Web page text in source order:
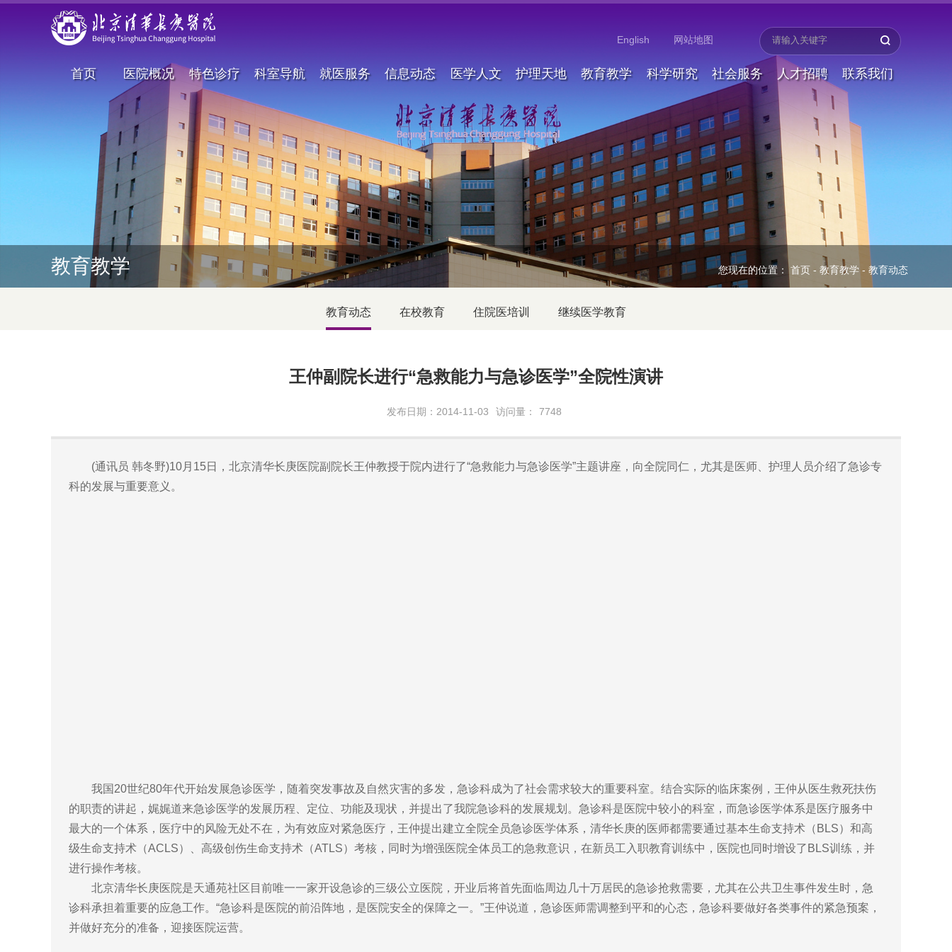
English 网站地图
首页 医院概况 特色诊疗 科室导航 就医服务 信息动态 医学人文 护理天地 教育教学 科学研究 社会服务 人才招聘 联系我们
教育教学 您现在的位置：首页 - 教育教学 - 教育动态
教育动态 在校教育 住院医培训 继续医学教育
王仲副院长进行“急救能力与急诊医学”全院性演讲
发布日期：2014-11-03 访问量： 7748
(通讯员 韩冬野)10月15日，北京清华长庚医院副院长王仲教授于院内进行了“急救能力与急诊医学”主题讲座，向全院同仁，尤其是医师、护理人员介绍了急诊专
科的发展与重要意义。
我国20世纪80年代开始发展急诊医学，随着突发事故及自然灾害的多发，急诊科成为了社会需求较大的重要科室。结合实际的临床案例，王仲从医生救死扶伤
的职责的讲起，娓娓道来急诊医学的发展历程、定位、功能及现状，并提出了我院急诊科的发展规划。急诊科是医院中较小的科室，而急诊医学体系是医疗服务中
最大的一个体系，医疗中的风险无处不在，为有效应对紧急医疗，王仲提出建立全院全员急诊医学体系，清华长庚的医师都需要通过基本生命支持术（BLS）和高
级生命支持术（ACLS）、高级创伤生命支持术（ATLS）考核，同时为增强医院全体员工的急救意识，在新员工入职教育训练中，医院也同时增设了BLS训练，并
进行操作考核。
北京清华长庚医院是天通苑社区目前唯一一家开设急诊的三级公立医院，开业后将首先面临周边几十万居民的急诊抢救需要，尤其在公共卫生事件发生时，急
诊科承担着重要的应急工作。“急诊科是医院的前沿阵地，是医院安全的保障之一。”王仲说道，急诊医师需调整到平和的心态，急诊科要做好各类事件的紧急预案，
并做好充分的准备，迎接医院运营。